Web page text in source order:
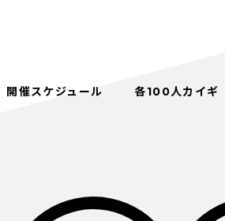
開催スケジュール 各100人カイギ